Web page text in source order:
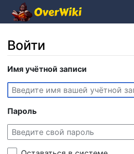
Войти
Перейти к:навигация
Имя учётной записи
Пароль